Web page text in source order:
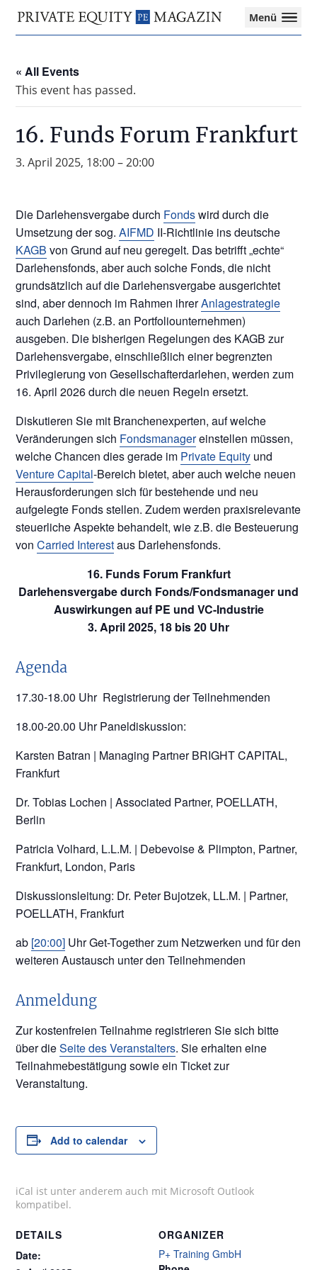
springen
springen
Private
Equity
Das
für
die
Private
Equity-
Branche
–
Investment
Funds
I
Tax
Menü
« All Events
This event has passed.
16. Funds Forum Frankfurt
3. April 2025, 18:00–20:00
Die Darlehensvergabe durch Fondswird durch die
Umsetzung der sog.AIFMD II-Richtlinie ins deutsche
KAGB von Grund auf neu geregelt. Das betrifft „echte“
Darlehensfonds, aber auch solche Fonds, die nicht
grundsätzlich auf die Darlehensvergabe ausgerichtet
sind, aber dennoch im Rahmen ihrerAnlagestrategie
auch Darlehen (z.B. an Portfoliounternehmen)
ausgeben. Die bisherigen Regelungen des KAGB zur
Darlehensvergabe, einschließlich einer begrenzten
Privilegierung von Gesellschafterdarlehen, werden zum
16. April 2026 durch die neuen Regeln ersetzt.
Diskutieren Sie mit Branchenexperten, auf welche
Veränderungen sich Fondsmanagereinstellen müssen,
welche Chancen dies gerade im Private Equity und
Venture Capital-Bereich bietet, aber auch welche neuen
Herausforderungen sich für bestehende und neu
aufgelegte Fonds stellen. Zudem werden praxisrelevante
steuerliche Aspekte behandelt, wie z.B. die Besteuerung
vonCarried Interestaus Darlehensfonds.
16. Funds Forum Frankfurt
Darlehensvergabe durch Fonds/Fondsmanager und
Auswirkungen auf PE und VC-Industrie
3. April 2025, 18 bis 20 Uhr
Agenda
17.30-18.00 Uhr Registrierung der Teilnehmenden
18.00-20.00 Uhr Paneldiskussion:
Karsten Batran | Managing Partner BRIGHT CAPITAL,
Frankfurt
Dr. Tobias Lochen | Associated Partner, POELLATH,
Berlin
Patricia Volhard, L.L.M. | Debevoise & Plimpton, Partner,
Frankfurt, London, Paris
Diskussionsleitung: Dr. Peter Bujotzek, LL.M. | Partner,
POELLATH, Frankfurt
ab [20:00] Uhr Get-Together zum Netzwerken und für den
weiteren Austausch unter den Teilnehmenden
Anmeldung
Zur kostenfreien Teilnahme registrieren Sie sich bitte
über dieSeite des Veranstalters. Sie erhalten eine
Teilnahmebestätigung sowie ein Ticket zur
Veranstaltung.
Add to calendar
iCal ist unter anderem auch mit Microsoft Outlook
kompatibel.
DETAILS
Date:
ORGANIZER
P+ Training GmbH